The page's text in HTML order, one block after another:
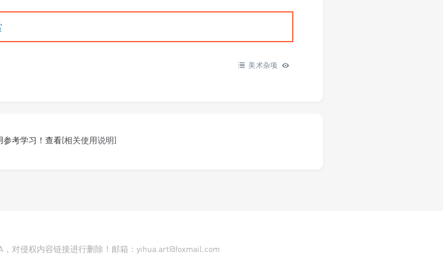
美术杂项
参考学习！查看[相关使用说明]
对侵权内容链接进行删除！邮箱：yihua.art@foxmail.com